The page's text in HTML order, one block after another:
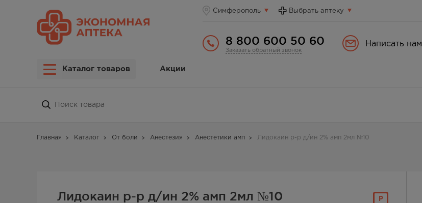
Симферополь Выбрать аптеку
8 800 600 50 60
Заказать обратный звонок
Написать нам
Каталог товаров Акции
Главная Каталог От боли Анестезия Анестетики амп Лидокаин р-р д/ин 2% амп 2мл №10
Р
Лидокаин р-р д/ин 2% амп 2мл №10